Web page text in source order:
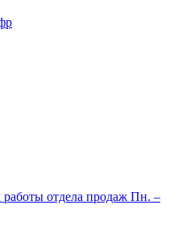
отдела продаж Пн. –